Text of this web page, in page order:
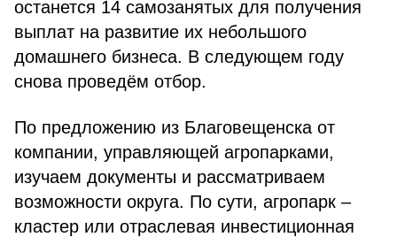
останется 14 са­мозанятых для получения
выплат на развитие их небольшого
домашнего бизнеса. В следующем году
снова проведём отбор.
По предложению из Благове­щенска от
компании, управляющей агропарками,
изучаем документы и рассматриваем
возможности округа. По сути, агропарк –
кластер или от­раслевая инвестиционная